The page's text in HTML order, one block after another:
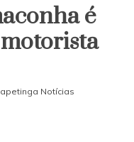
é
Notícias